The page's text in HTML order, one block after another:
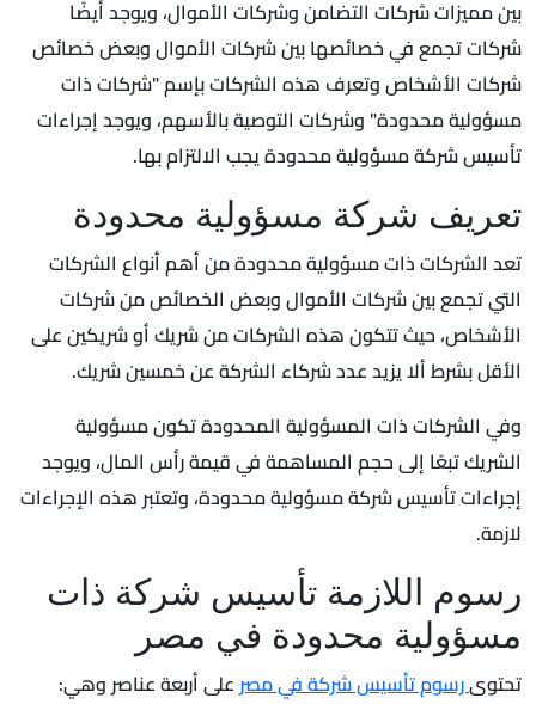
بين مميزات شركات التضامن وشركات الأموال، ويوجد أيضًا
شركات تجمع في خصائصها بين شركات الأموال وبعض خصائص
شركات الأشخاص وتعرف هذه الشركات بإسم "شركات ذات
مسؤولية محدودة" وشركات التوصية بالأسهم، ويوجد إجراءات
تأسيس شركة مسؤولية محدودة يجب الالتزام بها.
تعريف شركة مسؤولية محدودة
تعد الشركات ذات مسؤولية محدودة من أهم أنواع الشركات
التي تجمع بين شركات الأموال وبعض الخصائص من شركات
الأشخاص، حيث تتكون هذه الشركات من شريك أو شريكين على
الأقل بشرط ألا يزيد عدد شركاء الشركة عن خمسين شريك.
وفي الشركات ذات المسؤولية المحدودة تكون مسؤولية
الشريك تبعًا إلى حجم المساهمة في قيمة رأس المال، ويوجد
إجراءات تأسيس شركة مسؤولية محدودة، وتعتبر هذه الإجراءات
لازمة.
رسوم اللازمة تأسيس شركة ذات
مسؤولية محدودة في مصر
تحتوىرسوم تأسيس شركة في مصرعلى أربعة عناصر وهي: